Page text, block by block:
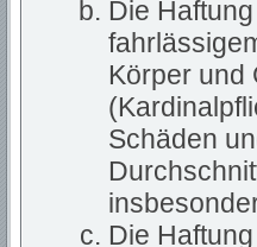
Die
Körper und
Schäden
Die